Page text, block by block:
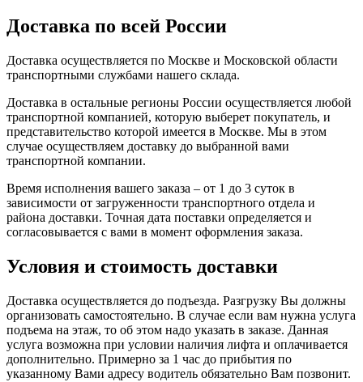
Доставка по всей России
Доставка осуществляется по Москве и Московской области
транспортными службами нашего склада.
Доставка в остальные регионы России осуществляется любой
транспортной компанией, которую выберет покупатель, и
представительство которой имеется в Москве. Мы в этом
случае осуществляем доставку до выбранной вами
транспортной компании.
Время исполнения вашего заказа – от 1 до 3 суток в
зависимости от загруженности транспортного отдела и
района доставки. Точная дата поставки определяется и
согласовывается с вами в момент оформления заказа.
Условия и стоимость доставки
Доставка осуществляется до подъезда. Разгрузку Вы должны
организовать самостоятельно. В случае если вам нужна услуга
подъема на этаж, то об этом надо указать в заказе. Данная
услуга возможна при условии наличия лифта и оплачивается
дополнительно. Примерно за 1 час до прибытия по
указанному Вами адресу водитель обязательно Вам позвонит.